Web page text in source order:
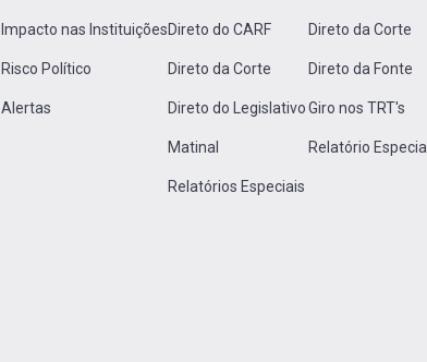
Impacto nas Instituições
Risco Político
Alertas
Direto do CARF
Direto da Corte
Direto do Legislativo
Matinal
Relatórios Especiais
Direto da Corte
Direto da Fonte
Giro nos TRT's
Relatório Especial